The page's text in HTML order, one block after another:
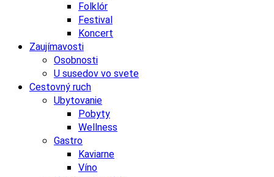
Folklór
Festival
Koncert
Zaujímavosti
Osobnosti
U susedov vo svete
Cestovný ruch
Ubytovanie
Pobyty
Wellness
Gastro
Kaviarne
Víno